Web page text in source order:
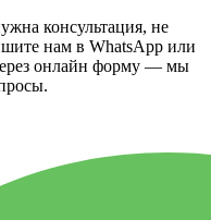
консультация, не
нам в WhatsApp или
онлайн форму — мы